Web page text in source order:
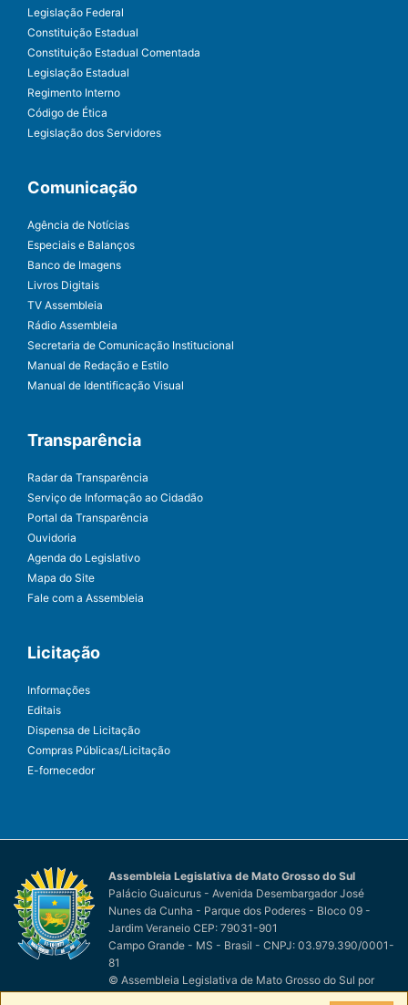
Legislação Federal
Constituição Estadual
Constituição Estadual Comentada
Legislação Estadual
Regimento Interno
Código de Ética
Legislação dos Servidores
Comunicação
Agência de Notícias
Especiais e Balanços
Banco de Imagens
Livros Digitais
TV Assembleia
Rádio Assembleia
Secretaria de Comunicação Institucional
Manual de Redação e Estilo
Manual de Identificação Visual
Transparência
Radar da Transparência
Serviço de Informação ao Cidadão
Portal da Transparência
Ouvidoria
Agenda do Legislativo
Mapa do Site
Fale com a Assembleia
Licitação
Informações
Editais
Dispensa de Licitação
Compras Públicas/Licitação
E-fornecedor
Assembleia Legislativa de Mato Grosso do Sul
Palácio Guaicurus - Avenida Desembargador José
Nunes da Cunha - Parque dos Poderes - Bloco 09 -
Jardim Veraneio CEP: 79031-901
Campo Grande - MS - Brasil - CNPJ: 03.979.390/0001-
81
© Assembleia Legislativa de Mato Grosso do Sul por